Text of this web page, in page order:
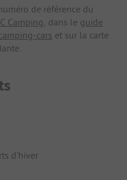
de référence du
Camping , dans le guide
cars et sur la carte
d'hiver